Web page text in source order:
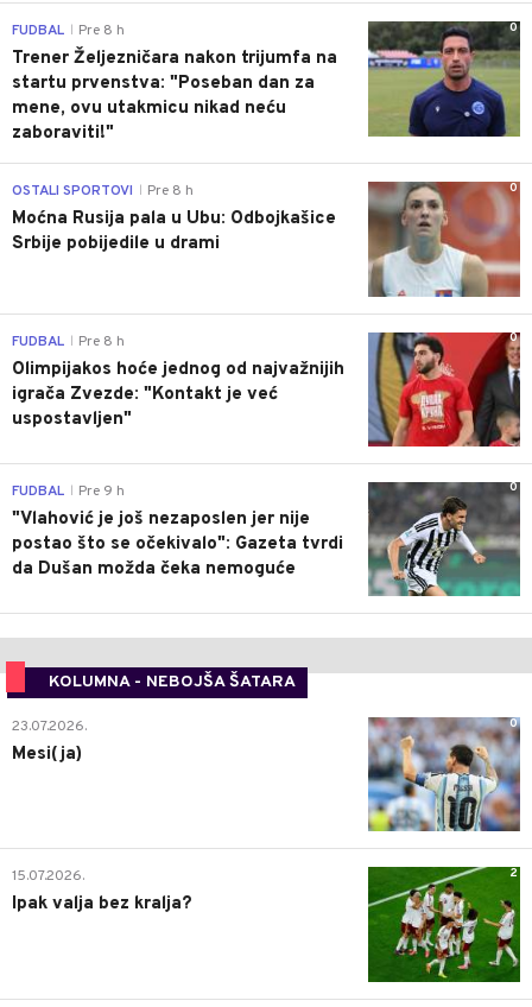
0
FUDBAL Pre 8 h
Trener Željezničara nakon trijumfa na
startu prvenstva: "Poseban dan za
mene, ovu utakmicu nikad neću
zaboraviti!"
0
OSTALI SPORTOVI Pre 8 h
Moćna Rusija pala u Ubu: Odbojkašice
Srbije pobijedile u drami
0
FUDBAL Pre 8 h
Olimpijakos hoće jednog od najvažnijih
igrača Zvezde: "Kontakt je već
uspostavljen"
0
FUDBAL Pre 9 h
"Vlahović je još nezaposlen jer nije
postao što se očekivalo": Gazeta tvrdi
da Dušan možda čeka nemoguće
KOLUMNA - NEBOJŠA ŠATARA
0
23.07.2026.
Mesi(ja)
2
15.07.2026.
Ipak valja bez kralja?